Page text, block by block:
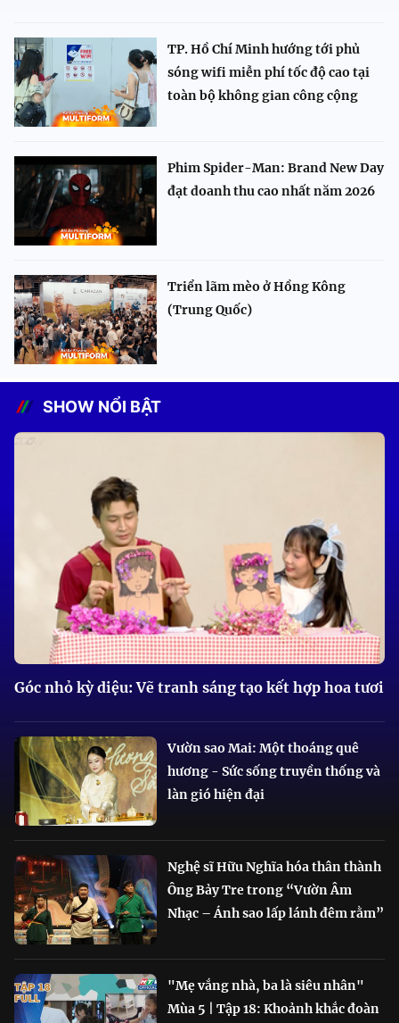
TP. Hồ Chí Minh hướng tới phủ
sóng wifi miễn phí tốc độ cao tại
toàn bộ không gian công cộng
Phim Spider-Man: Brand New Day
đạt doanh thu cao nhất năm 2026
Triển lãm mèo ở Hồng Kông
(Trung Quốc)
SHOW NỔI BẬT
Góc nhỏ kỳ diệu: Vẽ tranh sáng tạo kết hợp hoa tươi
Vườn sao Mai: Một thoáng quê
hương - Sức sống truyền thống và
làn gió hiện đại
Nghệ sĩ Hữu Nghĩa hóa thân thành
Ông Bảy Tre trong “Vườn Âm
Nhạc – Ánh sao lấp lánh đêm rằm”
"Mẹ vắng nhà, ba là siêu nhân"
Mùa 5 | Tập 18: Khoảnh khắc đoàn